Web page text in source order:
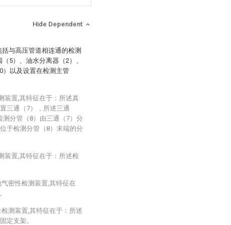
Hide Dependent
与高压管道相连通的检测
5）、油水分离器（2）、
）以及设置在检测主管
装置,其特征在于：所述真
三通（7），所述三通
测分管（8）由三通（7）分
于检测分管（8）末端的分
装置,其特征在于：所述检
密性检测装置,其特征在
测装置,其特征在于：所述
定支架。